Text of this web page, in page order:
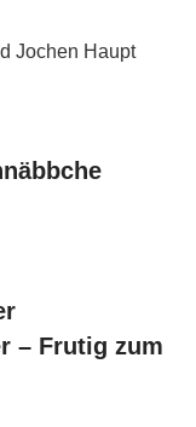
Jochen Haupt
– Frutig zum